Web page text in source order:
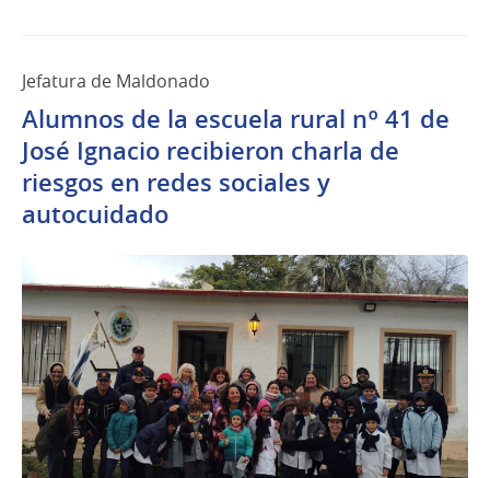
Jefatura de Maldonado
Alumnos de la escuela rural nº 41 de
José Ignacio recibieron charla de
riesgos en redes sociales y
autocuidado